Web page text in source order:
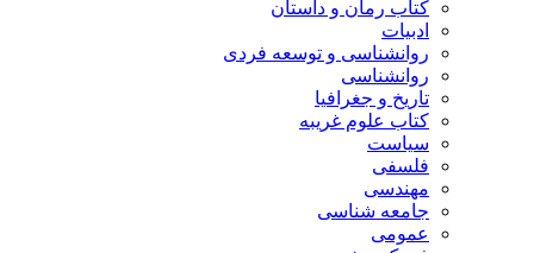
کتاب رمان و داستان
ادبیات
روانشناسی و توسعه فردی
روانشناسی
تاریخ و جغرافیا
کتاب علوم غریبه
سیاست
فلسفی
مهندسی
جامعه شناسی
عمومی